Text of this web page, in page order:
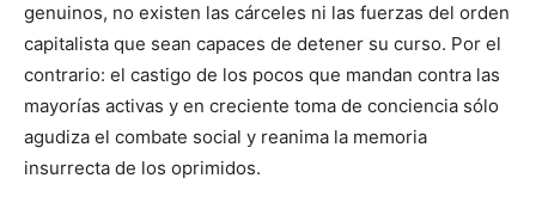
genuinos, no existen las cárceles ni las fuerzas del orden
capitalista que sean capaces de detener su curso. Por el
contrario: el castigo de los pocos que mandan contra las
mayorías activas y en creciente toma de conciencia sólo
agudiza el combate social y reanima la memoria
insurrecta de los oprimidos.